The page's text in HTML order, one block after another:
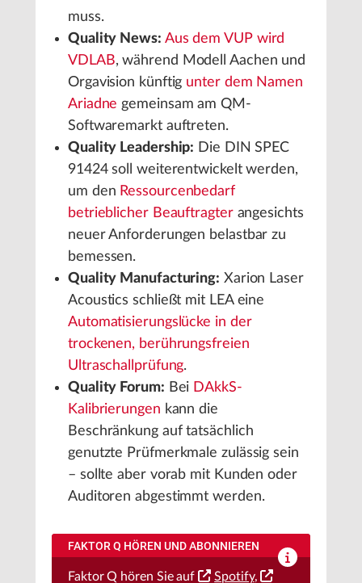
muss.
Quality News: Aus dem VUP wird
VDLAB, während Modell Aachen und
Orgavision künftig unter dem Namen
Ariadne gemeinsam am QM-
Softwaremarkt auftreten.
Quality Leadership: Die DIN SPEC
91424 soll weiterentwickelt werden,
um den Ressourcenbedarf
betrieblicher Beauftragterangesichts
neuer Anforderungen belastbar zu
bemessen.
Quality Manufacturing: Xarion Laser
Acoustics schließt mit LEA eine
Automatisierungslücke in der
trockenen, berührungsfreien
Ultraschallprüfung.
Quality Forum: Bei DAkkS-
Kalibrierungen kann die
Beschränkung auf tatsächlich
genutzte Prüfmerkmale zulässig sein
– sollte aber vorab mit Kunden oder
Auditoren abgestimmt werden.
FAKTOR Q HÖREN UND ABONNIEREN
Faktor Q hören Sie auf Spotify,